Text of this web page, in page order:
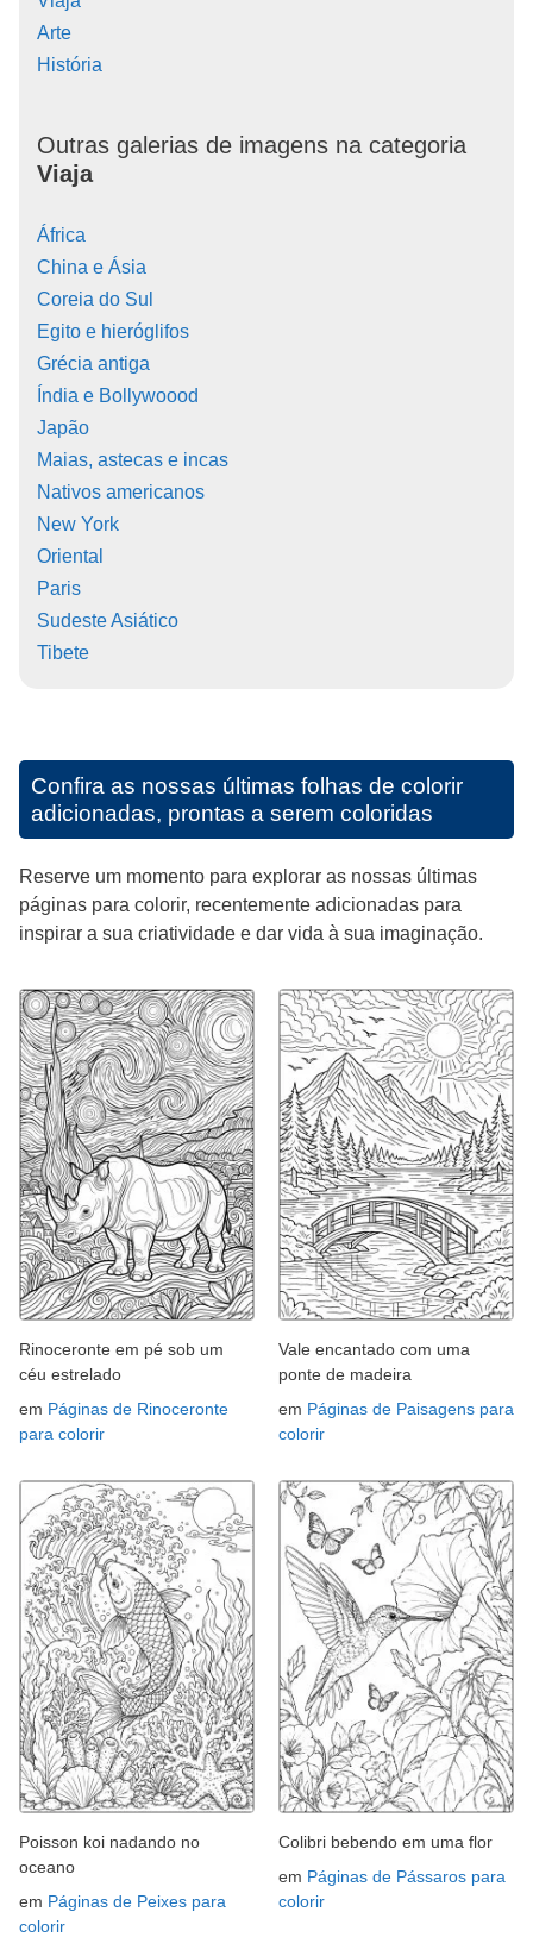
Arte
História
Outras galerias de imagens na categoria
Viaja
África
China e Ásia
Coreia do Sul
Egito e hieróglifos
Grécia antiga
Índia e Bollywoood
Japão
Maias, astecas e incas
Nativos americanos
New York
Oriental
Paris
Sudeste Asiático
Tibete
Confira as nossas últimas folhas de colorir
adicionadas, prontas a serem coloridas
Reserve um momento para explorar as nossas últimas
páginas para colorir, recentemente adicionadas para
inspirar a sua criatividade e dar vida à sua imaginação.
Rinoceronte em pé sob um
céu estrelado
em Páginas de Rinoceronte
para colorir
Vale encantado com uma
ponte de madeira
em Páginas de Paisagens para
colorir
Poisson koi nadando no
oceano
em Páginas de Peixes para
colorir
Colibri bebendo em uma flor
em Páginas de Pássaros para
colorir